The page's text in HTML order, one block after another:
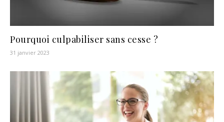
Pourquoi culpabiliser sans cesse ?
31 janvier 2023